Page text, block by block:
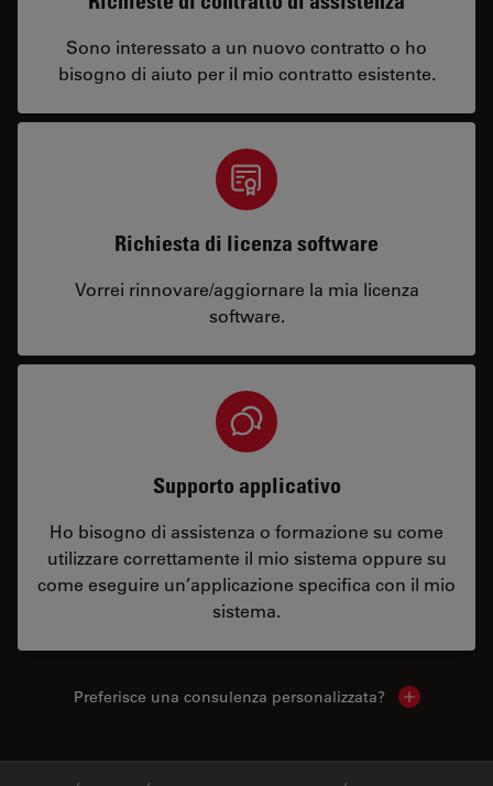
Sono interessato a un nuovo contratto o ho
bisogno di aiuto per il mio contratto esistente.
Richiesta di licenza software
Vorrei rinnovare/aggiornare la mia licenza
software.
Supporto applicativo
Ho bisogno di assistenza o formazione su come
utilizzare correttamente il mio sistema oppure su
come eseguire un’applicazione specifica con il mio
sistema.
Preferisce una consulenza personalizzata? Show local